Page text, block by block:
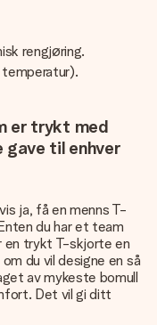
rengjøring.
temperatur).
er trykt med
gave til enhver
ja, få en menns T-
du har et team
en trykt T-skjorte en
du vil designe en så
av mykeste bomull
Det vil gi ditt